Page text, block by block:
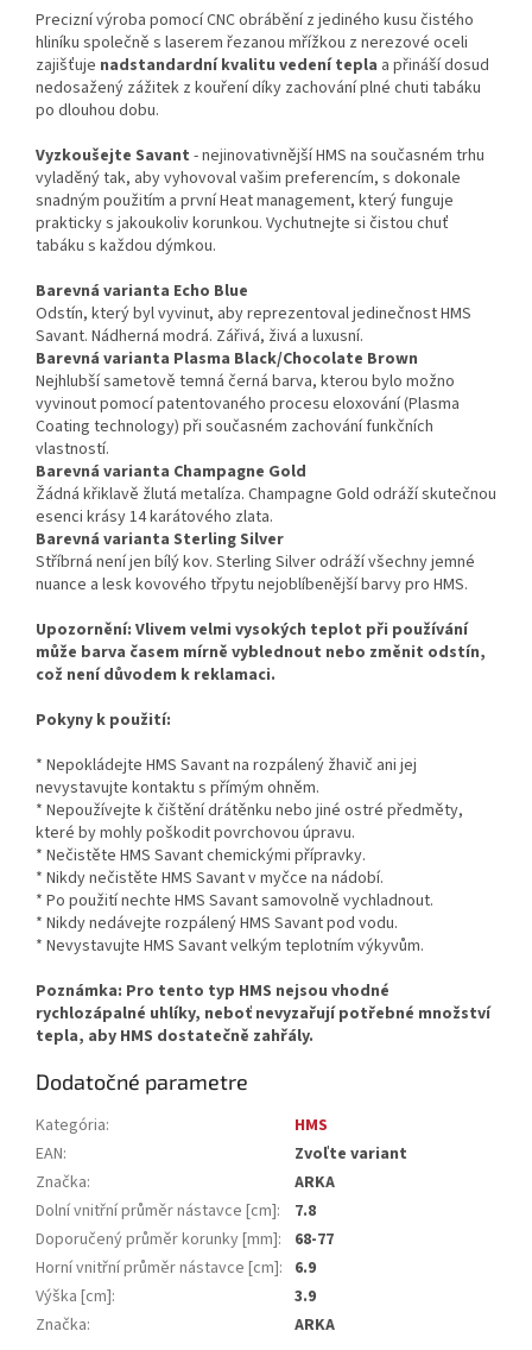
Precizní výroba pomocí CNC obrábění z jediného kusu čistého
hliníku společně s laserem řezanou mřížkou z nerezové oceli
zajišťuje nadstandardní kvalitu vedení tepla a přináší dosud
nedosažený zážitek z kouření díky zachování plné chuti tabáku
po dlouhou dobu.
Vyzkoušejte Savant - nejinovativnější HMS na současném trhu
vyladěný tak, aby vyhovoval vašim preferencím, s dokonale
snadným použitím a první Heat management, který funguje
prakticky s jakoukoliv korunkou. Vychutnejte si čistou chuť
tabáku s každou dýmkou.
Barevná varianta Echo Blue
Odstín, který byl vyvinut, aby reprezentoval jedinečnost HMS
Savant. Nádherná modrá. Zářivá, živá a luxusní.
Barevná varianta Plasma Black/Chocolate Brown
Nejhlubší sametově temná černá barva, kterou bylo možno
vyvinout pomocí patentovaného procesu eloxování (Plasma
Coating technology) při současném zachování funkčních
vlastností.
Barevná varianta Champagne Gold
Žádná křiklavě žlutá metalíza. Champagne Gold odráží skutečnou
esenci krásy 14 karátového zlata.
Barevná varianta Sterling Silver
Stříbrná není jen bílý kov. Sterling Silver odráží všechny jemné
nuance a lesk kovového třpytu nejoblíbenější barvy pro HMS.
Upozornění: Vlivem velmi vysokých teplot při používání
může barva časem mírně vyblednout nebo změnit odstín,
což není důvodem k reklamaci.
Pokyny k použití:
* Nepokládejte HMS Savant na rozpálený žhavič ani jej
nevystavujte kontaktu s přímým ohněm.
* Nepoužívejte k čištění drátěnku nebo jiné ostré předměty,
které by mohly poškodit povrchovou úpravu.
* Nečistěte HMS Savant chemickými přípravky.
* Nikdy nečistěte HMS Savant v myčce na nádobí.
* Po použití nechte HMS Savant samovolně vychladnout.
* Nikdy nedávejte rozpálený HMS Savant pod vodu.
* Nevystavujte HMS Savant velkým teplotním výkyvům.
Poznámka: Pro tento typ HMS nejsou vhodné
rychlozápalné uhlíky, neboť nevyzařují potřebné množství
tepla, aby HMS dostatečně zahřály.
Dodatočné parametre
Kategória:
HMS
EAN:
Zvoľte variant
Značka:
ARKA
Dolní vnitřní průměr nástavce [cm]:
7.8
Doporučený průměr korunky [mm]:
68-77
Horní vnitřní průměr nástavce [cm]: 6.9
Výška [cm]:
3.9
Značka: ARKA